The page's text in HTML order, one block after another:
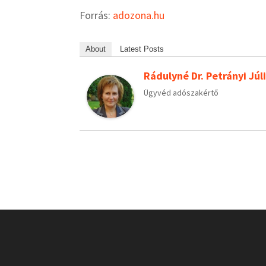
Forrás: adozona.hu
About Latest Posts
Rádulyné Dr. Petrányi
Ügyvéd adószakértő